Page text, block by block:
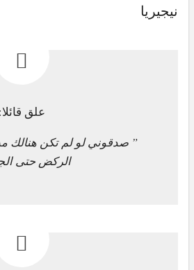
نيجيريا
علق قائلا:
” صدقوني لو لم تكن هنالك
الركض حتى